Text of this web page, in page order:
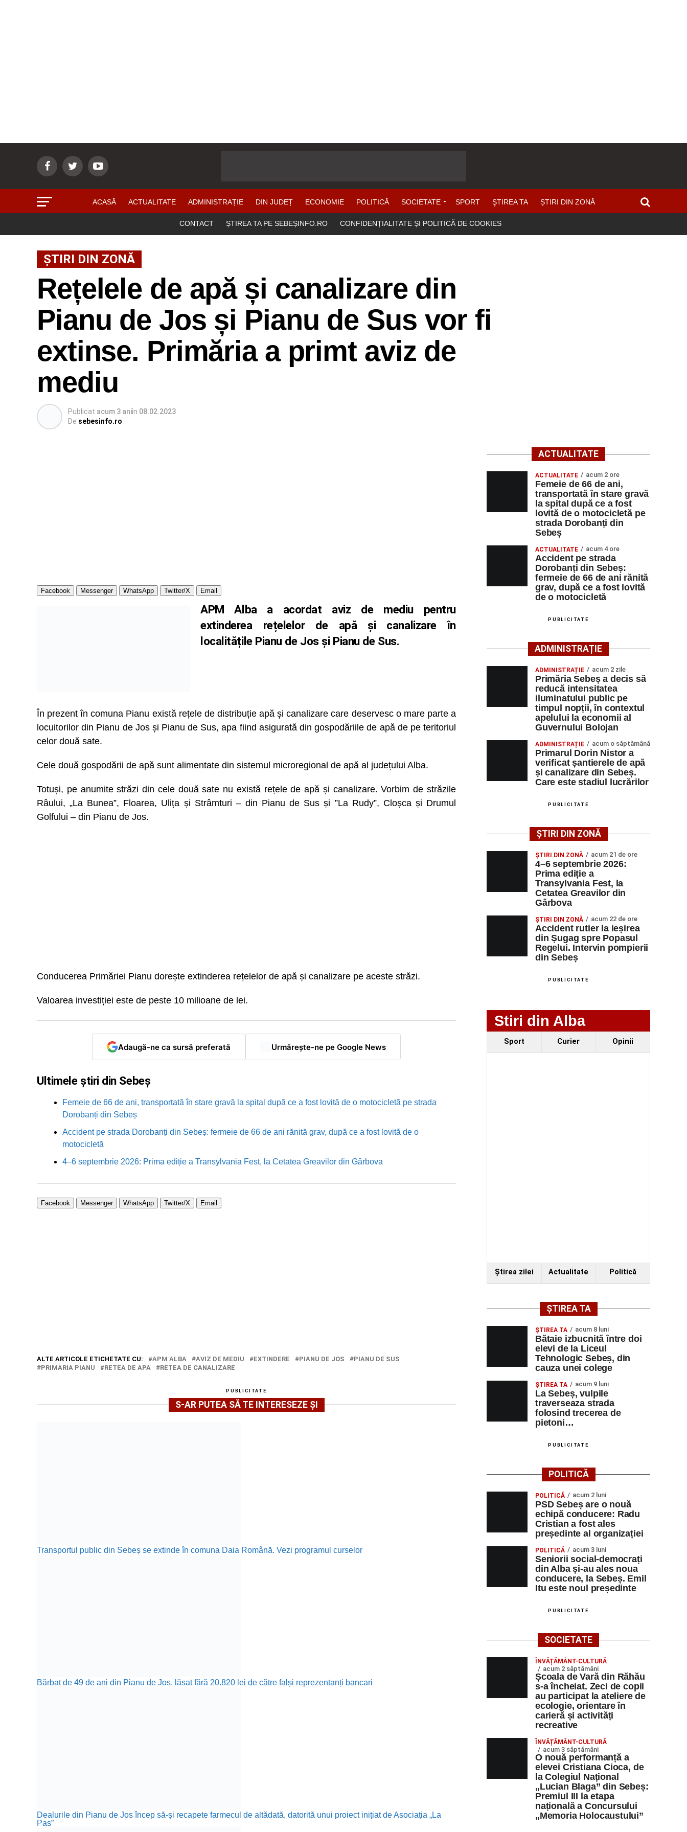
ACASĂ ACTUALITATE ADMINISTRAȚIE DIN JUDEȚ ECONOMIE POLITICĂ SOCIETATE SPORT ŞTIREA TA ȘTIRI DIN ZONĂ
CONTACT ȘTIREA TA PE SEBEȘINFO.RO CONFIDENȚIALITATE ȘI POLITICĂ DE COOKIES
ȘTIRI DIN ZONĂ
Rețelele de apă și canalizare din
Pianu de Jos și Pianu de Sus vor fi
extinse. Primăria a primt aviz de
mediu
Publicat acum 3 aniîn 08.02.2023
De sebesinfo.ro
Facebook Messenger WhatsApp Twitter/X Email
APM Alba a acordat aviz de mediu pentru
extinderea rețelelor de apă și canalizare în
localitățile Pianu de Jos și Pianu de Sus.
În prezent în comuna Pianu există rețele de distribuție apă și canalizare care deservesc o mare parte a
locuitorilor din Pianu de Jos și Pianu de Sus, apa fiind asigurată din gospodăriile de apă de pe teritoriul
celor două sate.
Cele două gospodării de apă sunt alimentate din sistemul microregional de apă al județului Alba.
Totuși, pe anumite străzi din cele două sate nu există rețele de apă și canalizare. Vorbim de străzile
Râului, „La Bunea”, Floarea, Ulița și Strâmturi – din Pianu de Sus și ”La Rudy”, Cloșca și Drumul
Golfului – din Pianu de Jos.
Conducerea Primăriei Pianu dorește extinderea rețelelor de apă și canalizare pe aceste străzi.
Valoarea investiției este de peste 10 milioane de lei.
Adaugă-ne ca sursă preferată Urmărește-ne pe Google News
Ultimele știri din Sebeș
Femeie de 66 de ani, transportată în stare gravă la spital după ce a fost lovită de o motocicletă pe strada
Dorobanți din Sebeș
Accident pe strada Dorobanți din Sebeș: fermeie de 66 de ani rănită grav, după ce a fost lovită de o
motocicletă
4–6 septembrie 2026: Prima ediție a Transylvania Fest, la Cetatea Greavilor din Gârbova
Facebook Messenger WhatsApp Twitter/X Email
ALTE ARTICOLE ETICHETATE CU: APM ALBA AVIZ DE MEDIU EXTINDERE PIANU DE JOS
PIANU DE SUS
PRIMARIA PIANU
RETEA DE APA RETEA DE CANALIZARE
PUBLICITATE
S-AR PUTEA SĂ TE INTERESEZE ȘI
Transportul public din Sebeș se extinde în comuna Daia Română. Vezi programul curselor
Bărbat de 49 de ani din Pianu de Jos, lăsat fără 20.820 lei de către falși reprezentanți bancari
Dealurile din Pianu de Jos încep să-și recapete farmecul de altădată, datorită unui proiect inițiat de Asociația „La
Pas”
ACTUALITATE
ACTUALITATE acum 2 ore
Femeie de 66 de ani,
transportată în stare gravă
la spital după ce a fost
lovită de o motocicletă pe
strada Dorobanți din
Sebeș
ACTUALITATE acum 4 ore
Accident pe strada
Dorobanți din Sebeș:
fermeie de 66 de ani rănită
grav, după ce a fost lovită
de o motocicletă
PUBLICITATE
ADMINISTRAȚIE
ADMINISTRAȚIE acum 2 zile
Primăria Sebeș a decis să
reducă intensitatea
iluminatului public pe
timpul nopții, în contextul
apelului la economii al
Guvernului Bolojan
ADMINISTRAȚIE acum o săptămână
Primarul Dorin Nistor a
verificat șantierele de apă
și canalizare din Sebeș.
Care este stadiul lucrărilor
PUBLICITATE
ȘTIRI DIN ZONĂ
ȘTIRI DIN ZONĂ acum 21 de ore
4–6 septembrie 2026:
Prima ediție a
Transylvania Fest, la
Cetatea Greavilor din
Gârbova
ȘTIRI DIN ZONĂ acum 22 de ore
Accident rutier la ieșirea
din Șugag spre Popasul
Regelui. Intervin pompierii
din Sebeș
PUBLICITATE
Stiri din Alba
Sport Curier Opinii
Ştirea zilei Actualitate Politică
ȘTIREA TA
ŞTIREA TA acum 8 luni
Bătaie izbucnită între doi
elevi de la Liceul
Tehnologic Sebeș, din
cauza unei colege
ŞTIREA TA acum 9 luni
La Sebeș, vulpile
traverseaza strada
folosind trecerea de
pietoni…
PUBLICITATE
POLITICĂ
POLITICĂ acum 2 luni
PSD Sebeș are o nouă
echipă conducere: Radu
Cristian a fost ales
președinte al organizației
POLITICĂ acum 3 luni
Seniorii social-democrați
din Alba și-au ales noua
conducere, la Sebeș. Emil
Itu este noul președinte
PUBLICITATE
SOCIETATE
ÎNVĂȚĂMÂNT-CULTURĂ
acum 2 săptămâni
Școala de Vară din Răhău
s-a încheiat. Zeci de copii
au participat la ateliere de
ecologie, orientare în
carieră și activități
recreative
ÎNVĂȚĂMÂNT-CULTURĂ
acum 3 săptămâni
O nouă performanță a
elevei Cristiana Cioca, de
la Colegiul Național
„Lucian Blaga” din Sebeș:
Premiul III la etapa
națională a Concursului
„Memoria Holocaustului”